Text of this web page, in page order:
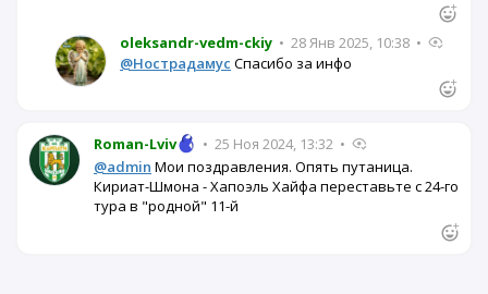
oleksandr-vedm-ckiy • 28 Янв 2025, 10:38 •
@Нострадамус Спасибо за инфо
Roman-Lviv • 25 Ноя 2024, 13:32 •
@admin Мои поздравления. Опять путаница.
Кириат-Шмона - Хапоэль Хайфа переставьте с 24-го
тура в "родной" 11-й